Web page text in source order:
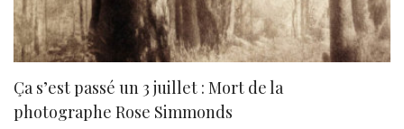
Ça s’est passé un 3 juillet : Mort de la
photographe Rose Simmonds